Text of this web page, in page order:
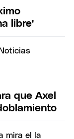
libre'
que Axel